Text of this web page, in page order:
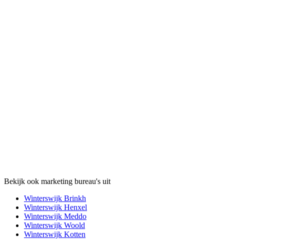
Bekijk ook marketing bureau's uit
Winterswijk Brinkh
Winterswijk Henxel
Winterswijk Meddo
Winterswijk Woold
Winterswijk Kotten